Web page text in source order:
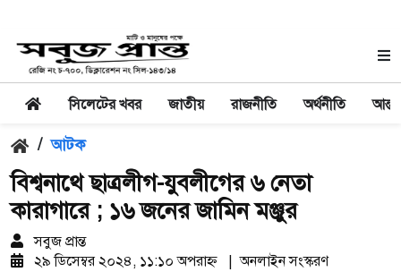
সিলেটের খবর জাতীয় রাজনীতি অর্থনীতি
/ আটক
বিশ্বনাথে ছাত্রলীগ-যুবলীগের ৬ নেতা
কারাগারে ; ১৬ জনের জামিন মঞ্জুর
সবুজ প্রান্ত
২৯ ডিসেম্বর ২০২৪, ১১:১০ অপরাহ্ন
অনলাইন সংস্করণ